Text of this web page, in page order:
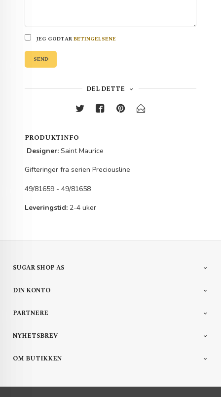
JEG GODTARBETINGELSENE
SEND
DEL DETTE
PRODUKTINFO
Designer: Saint Maurice
Gifteringer fra serien Preciousline
49/81659 - 49/81658
Leveringstid: 2-4 uker
SUGAR SHOP AS
DIN KONTO
PARTNERE
NYHETSBREV
OM BUTIKKEN